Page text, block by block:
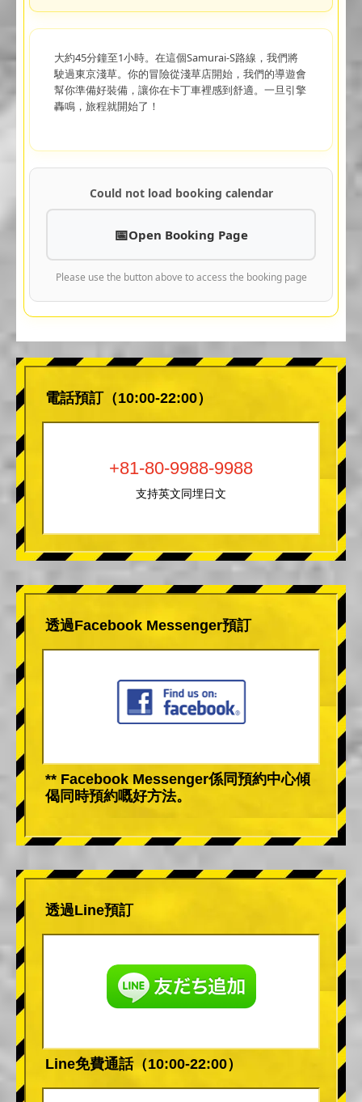
大約45分鐘至1小時。在這個Samurai-S路線，我們將
駛過東京淺草。你的冒險從淺草店開始，我們的導遊會
幫你準備好裝備，讓你在卡丁車裡感到舒適。一旦引擎
轟鳴，旅程就開始了！
Could not load booking calendar
Open Booking Page
Please use the button above to access the booking page
電話預訂（10:00-22:00）
+81-80-9988-9988
支持英文同埋日文
透過Facebook Messenger預訂
** Facebook Messenger係同預約中心傾
偈同時預約嘅好方法。
透過Line預訂
Line免費通話（10:00-22:00）